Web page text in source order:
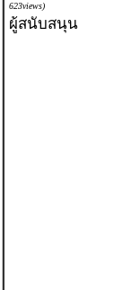
623views)
ผู้สนับสนุน